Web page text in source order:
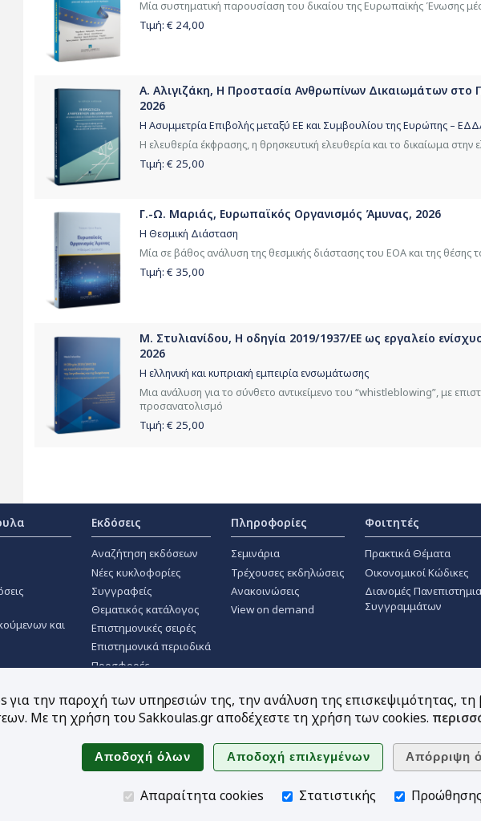
Μία συστηματική παρουσίαση του δικαίου της Ευρωπαϊκής Ένωσης
Τιμή: € 24,00
Α. Αλιγιζάκη, Η Προστασία Ανθρωπίνων Δικαιωμάτων
2026
Η Ασυμμετρία Επιβολής μεταξύ ΕΕ και Συμβουλίου της Ευρώπης –
Η ελευθερία έκφρασης, η θρησκευτική ελευθερία και το δικαίωμα
Τιμή: € 25,00
Γ.-Ω. Μαριάς, Ευρωπαϊκός Οργανισμός Άμυνας, 2026
Η Θεσμική Διάσταση
Μία σε βάθος ανάλυση της θεσμικής διάστασης του ΕΟΑ και της θέσης
Τιμή: € 35,00
Μ. Στυλιανίδου, Η οδηγία 2019/1937/ΕΕ ως εργαλείο
2026
Η ελληνική και κυπριακή εμπειρία ενσωμάτωσης
Μια ανάλυση για το σύνθετο αντικείμενο του “whistleblowing”, με
προσανατολισμό
Τιμή: € 25,00
και
Εκδόσεις
Αναζήτηση εκδόσεων
Νέες κυκλοφορίες
Συγγραφείς
Θεματικός κατάλογος
Επιστημονικές σειρές
Επιστημονικά περιοδικά
Προσφορές
Πληροφορίες
Σεμινάρια
Τρέχουσες εκδηλώσεις
Ανακοινώσεις
View on demand
Φοιτητές
Πρακτικά Θέματα
Οικονομικοί Κώδικες
Διανομές
Συγγραμμάτων
για την παροχή των υπηρεσιών της, την ανάλυση της επισκεψιμότητας,
Με τη χρήση του Sakkoulas.gr αποδέχεστε τη χρήση των cookies.
Απαραίτητα cookies Στατιστικής Προώθησης